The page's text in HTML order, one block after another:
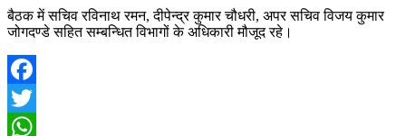
बैठक में सचिव रविनाथ रमन, दीपेन्द्र कुमार चौधरी, अपर सचिव विजय कुमार
जोगदण्डे सहित सम्बन्धित विभागों के अधिकारी मौजूद रहे।
Facebook
Twitter